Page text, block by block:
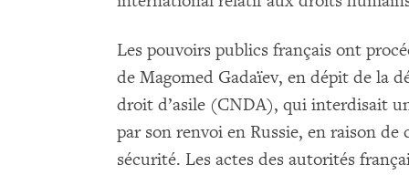
Les pouvoirs publics français ont
de Magomed Gadaïev, en dépit de la
droit d’asile (CNDA), qui interdisait
par son renvoi en Russie, en raison
sécurité. Les actes des autorités